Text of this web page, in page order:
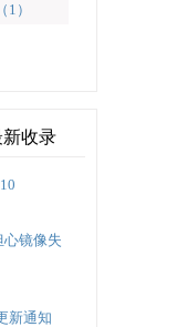
）
新收录
心镜像失
新通知